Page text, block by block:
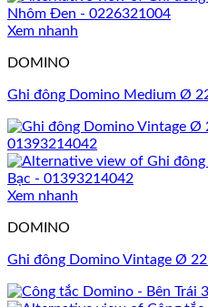
Xem nhanh
DOMINO
Ghi đông Domino Medium Ø
Xem nhanh
DOMINO
Ghi đông Domino Vintage Ø